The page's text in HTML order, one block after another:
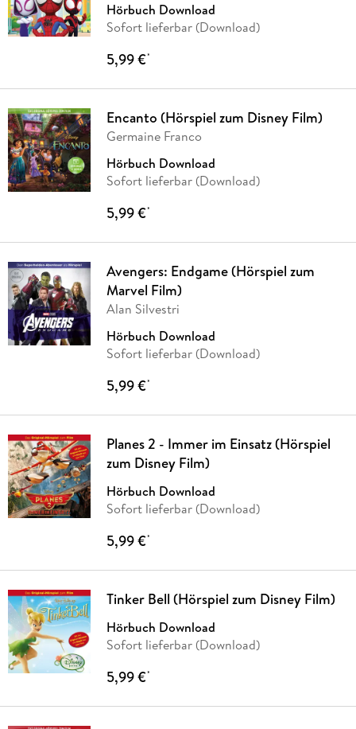
Hörbuch Download
Sofort lieferbar (Download)
5,99 €*
Encanto (Hörspiel zum Disney Film)
Germaine Franco
Hörbuch Download
Sofort lieferbar (Download)
5,99 €*
Avengers: Endgame (Hörspiel zum
Marvel Film)
Alan Silvestri
Hörbuch Download
Sofort lieferbar (Download)
5,99 €*
Planes 2 - Immer im Einsatz (Hörspiel
zum Disney Film)
Hörbuch Download
Sofort lieferbar (Download)
5,99 €*
Tinker Bell (Hörspiel zum Disney Film)
Hörbuch Download
Sofort lieferbar (Download)
5,99 €*